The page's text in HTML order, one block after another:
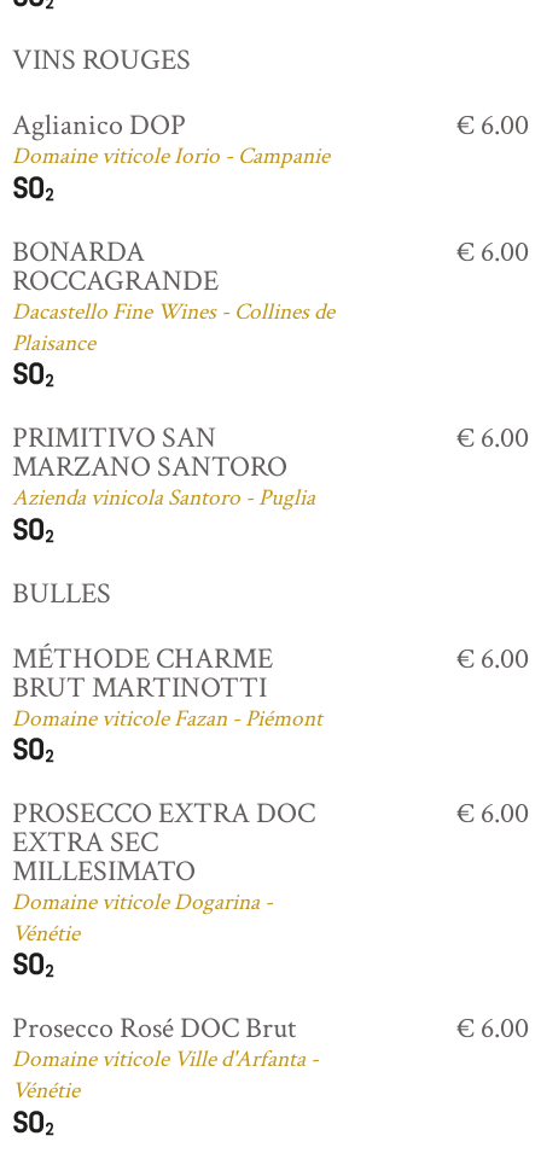
VINS ROUGES
Aglianico DOP
Domaine viticole Iorio - Campanie
€ 6.00
BONARDA
ROCCAGRANDE
Dacastello Fine Wines - Collines de
Plaisance
€ 6.00
PRIMITIVO SAN
MARZANO SANTORO
Azienda vinicola Santoro - Puglia
€ 6.00
BULLES
MÉTHODE CHARME
BRUT MARTINOTTI
Domaine viticole Fazan - Piémont
€ 6.00
PROSECCO EXTRA DOC
EXTRA SEC
MILLESIMATO
Domaine viticole Dogarina -
Vénétie
€ 6.00
Prosecco Rosé DOC Brut
Domaine viticole Ville d'Arfanta -
Vénétie
€ 6.00